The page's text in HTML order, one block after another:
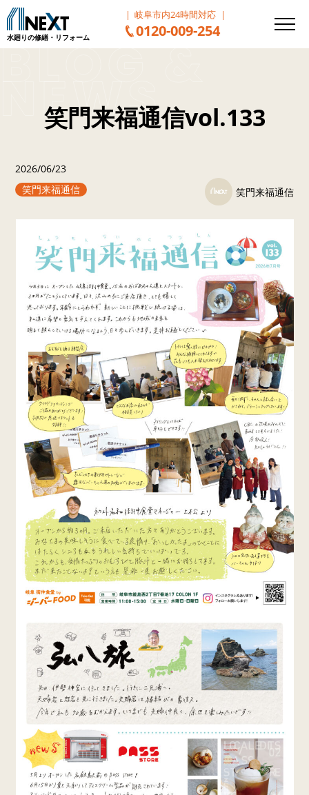
水廻りの修繕・リフォーム
岐阜市内24時間対応
0120-009-254
笑門来福通信vol.133
2026/06/23
笑門来福通信
笑門来福通信